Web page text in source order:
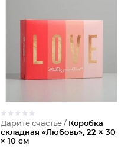
Дарите счастье / Коробка
складная «Любовь», 22 × 30
× 10 см